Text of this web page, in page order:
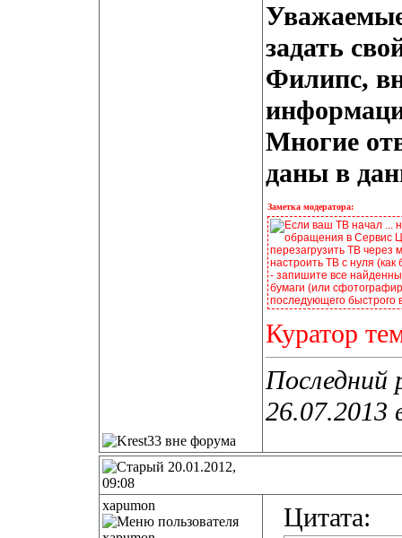
задать
Филипс,
Многие
даны в
Заметка модератора:
Если ваш ТВ начал ...
обращения в Сервис
перезагрузить ТВ через
настроить ТВ с нуля (как
- запишите все
бумаги (или
последующего быстрого
Куратор
Последний
26.07.2013
20.01.2012,
09:08
xapumon
Цитата: